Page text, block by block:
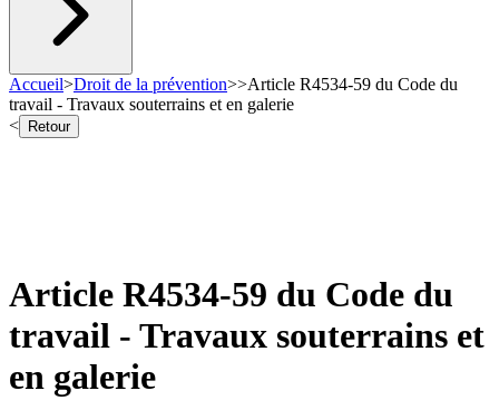
Accueil>Droit de la prévention>>Article R4534-59 du Code du
travail - Travaux souterrains et en galerie
<
Retour
Article R4534-59 du Code du
travail - Travaux souterrains et
en galerie